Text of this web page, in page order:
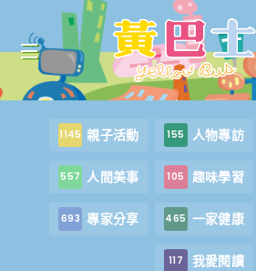
1145 親子活動 155 人物專訪
557 人間美事 105 趣味學習
693 專家分享 465 一家健康
117 我愛閱讀